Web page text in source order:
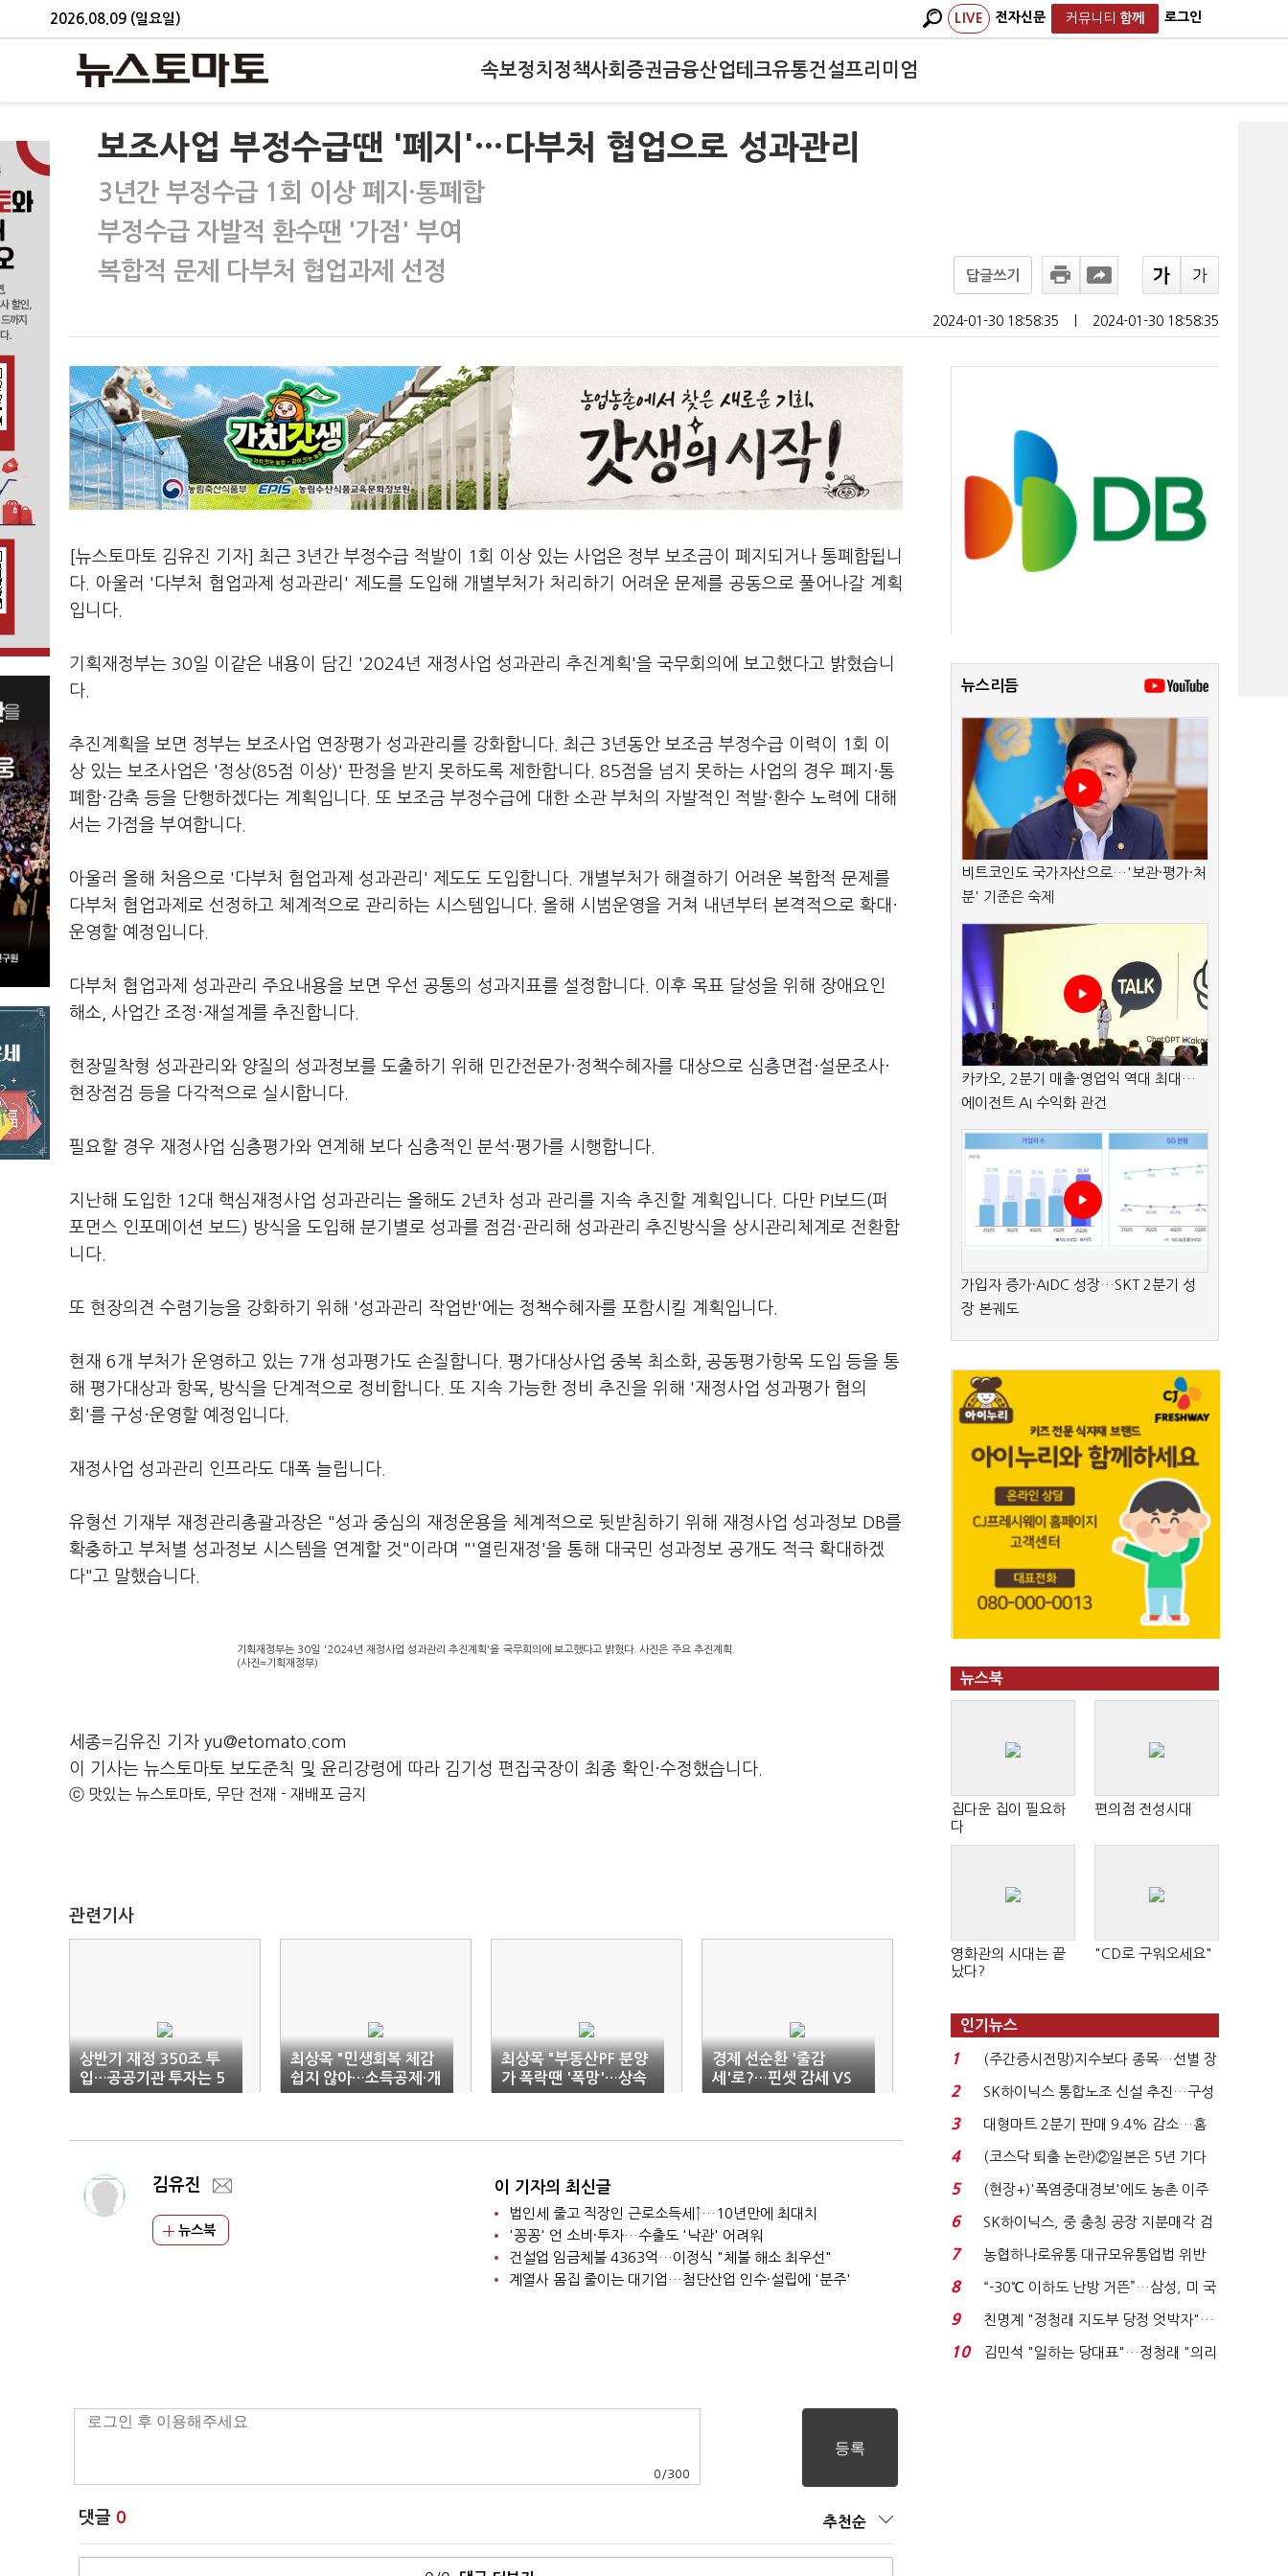
2026.08.09 (일요일) LIVE 전자신문 커뮤니티 함께 로그인
속보정치 정책사회 증권금융산업테크유통건설프리미엄
보조사업 부정수급땐 '폐지'…다부처 협업으로 성과관리
3년간 부정수급 1회 이상 폐지·통폐합
부정수급 자발적 환수땐 '가점' 부여
복합적 문제 다부처 협업과제 선정
답글쓰기
2024-01-30 18:58:35 2024-01-30 18:58:35
[뉴스토마토 김유진 기자] 최근 3년간 부정수급 적발이 1회 이상 있는 사업은 정부 보조금이 폐지되거나 통폐합됩니
다. 아울러 '다부처 협업과제 성과관리' 제도를 도입해 개별부처가 처리하기 어려운 문제를 공동으로 풀어나갈 계획
입니다.
기획재정부는 30일 이같은 내용이 담긴 '2024년 재정사업 성과관리 추진계획'을 국무회의에 보고했다고 밝혔습니
다.
추진계획을 보면 정부는 보조사업 연장평가 성과관리를 강화합니다. 최근 3년동안 보조금 부정수급 이력이 1회 이
상 있는 보조사업은 '정상(85점 이상)' 판정을 받지 못하도록 제한합니다. 85점을 넘지 못하는 사업의 경우 폐지·통
폐합·감축 등을 단행하겠다는 계획입니다. 또 보조금 부정수급에 대한 소관 부처의 자발적인 적발·환수 노력에 대해
서는 가점을 부여합니다.
아울러 올해 처음으로 '다부처 협업과제 성과관리' 제도도 도입합니다. 개별부처가 해결하기 어려운 복합적 문제를
다부처 협업과제로 선정하고 체계적으로 관리하는 시스템입니다. 올해 시범운영을 거쳐 내년부터 본격적으로 확대·
운영할 예정입니다.
다부처 협업과제 성과관리 주요내용을 보면 우선 공통의 성과지표를 설정합니다. 이후 목표 달성을 위해 장애요인
해소, 사업간 조정·재설계를 추진합니다.
현장밀착형 성과관리와 양질의 성과정보를 도출하기 위해 민간전문가·정책수혜자를 대상으로 심층면접·설문조사·
현장점검 등을 다각적으로 실시합니다.
필요할 경우 재정사업 심층평가와 연계해 보다 심층적인 분석·평가를 시행합니다.
지난해 도입한 12대 핵심재정사업 성과관리는 올해도 2년차 성과 관리를 지속 추진할 계획입니다. 다만 PI보드(퍼
포먼스 인포메이션 보드) 방식을 도입해 분기별로 성과를 점검·관리해 성과관리 추진방식을 상시관리체계로 전환합
니다.
또 현장의견 수렴기능을 강화하기 위해 '성과관리 작업반'에는 정책수혜자를 포함시킬 계획입니다.
현재 6개 부처가 운영하고 있는 7개 성과평가도 손질합니다. 평가대상사업 중복 최소화, 공동평가항목 도입 등을 통
해 평가대상과 항목, 방식을 단계적으로 정비합니다. 또 지속 가능한 정비 추진을 위해 '재정사업 성과평가 협의
회'를 구성·운영할 예정입니다.
재정사업 성과관리 인프라도 대폭 늘립니다.
유형선 기재부 재정관리총괄과장은 "성과 중심의 재정운용을 체계적으로 뒷받침하기 위해 재정사업 성과정보 DB를
확충하고 부처별 성과정보 시스템을 연계할 것"이라며 "'열린재정'을 통해 대국민 성과정보 공개도 적극 확대하겠
다"고 말했습니다.
기획재정부는 30일 '2024년 재정사업 성과관리 추진계획'을 국무회의에 보고했다고 밝혔다. 사진은 주요 추진계획.
(사진=기획재정부)
세종=김유진 기자 yu@etomato.com
이 기사는 뉴스토마토 보도준칙 및 윤리강령에 따라 김기성 편집국장이 최종 확인·수정했습니다.
ⓒ 맛있는 뉴스토마토, 무단 전재 - 재배포 금지
관련기사
상반기 재정 350조 투
입…공공기관 투자는 5
5% 집행
최상목 "민생회복 체감
쉽지 않아…소득공제·개
소세 입법 시급"
최상목 "부동산PF 분양
가 폭락땐 '폭망'…상속
세 개편 신중"
경제 선순환 '줄감
세'로?…핀셋 감세 VS
총선용 감세
김유진
뉴스북
이 기자의 최신글
법인세 줄고 직장인 근로소득세↑…10년만에 최대치
'꽁꽁' 언 소비·투자…수출도 '낙관' 어려워
건설업 임금체불 4363억…이정식 "체불 해소 최우선"
계열사 몸집 줄이는 대기업…첨단산업 인수·설립에 '분주'
0 /300
댓글 0 추천순
뉴스리듬
비트코인도 국가자산으로…'보관·평가·처
분' 기준은 숙제
카카오, 2분기 매출·영업익 역대 최대…
에이전트 AI 수익화 관건
가입자 증가·AIDC 성장…SKT 2분기 성
장 본궤도
뉴스북
집다운 집이 필요하
다
편의점 전성시대
영화관의 시대는 끝
났다?
"CD로 구워오세요"
인기뉴스
1
(주간증시전망)지수보다 종목…선별 장
세 이어진다...
2
SK하이닉스 통합노조 신설 추진…구성
원간 성과급 불...
3
대형마트 2분기 판매 9.4% 감소…홈
플러스 사태 여파...
4
(코스닥 퇴출 논란)②일본은 5년 기다
려주는데 우리는 ...
5
(현장+)'폭염중대경보'에도 농촌 이주
노동자는 강행군…'야...
6
SK하이닉스, 중 충칭 공장 지분매각 검
토?…“확정된 바...
7
농협하나로유통 대규모유통업법 위반
적발…공정위, 과...
8
“-30℃ 이하도 난방 거뜬”…삼성, 미 국
립연구소와 개...
9
친명계 "정청래 지도부 당정 엇박자"…
친청계 "신천지 오...
10
김민석 "일하는 당대표"…정청래 "의리